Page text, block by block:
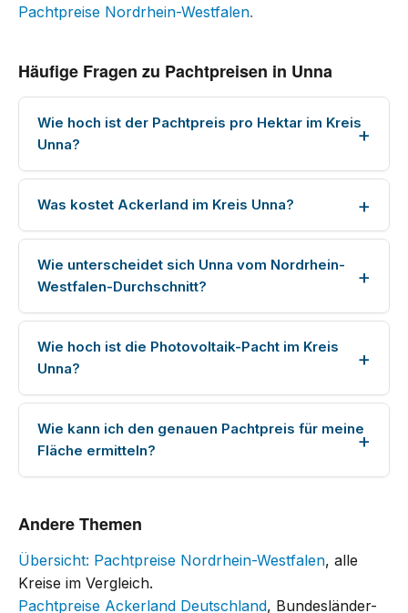
Pachtpreise Nordrhein-Westfalen.
Häufige Fragen zu Pachtpreisen in Unna
Wie hoch ist der Pachtpreis pro Hektar im Kreis
Unna?
Was kostet Ackerland im Kreis Unna?
Wie unterscheidet sich Unna vom Nordrhein-
Westfalen-Durchschnitt?
Wie hoch ist die Photovoltaik-Pacht im Kreis
Unna?
Wie kann ich den genauen Pachtpreis für meine
Fläche ermitteln?
Andere Themen
Übersicht: Pachtpreise Nordrhein-Westfalen, alle
Kreise im Vergleich.
Pachtpreise Ackerland Deutschland, Bundesländer-